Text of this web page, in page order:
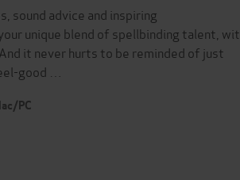
sound advice and inspiring
unique blend of spellbinding talent, wit,
it never hurts to be reminded of just
good …
PC